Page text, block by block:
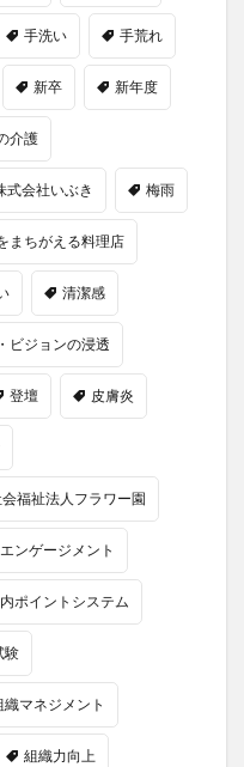
手洗い 手荒れ
新卒 新年度
介護
式会社いぶき 梅雨
まちがえる料理店
清潔感
ビジョンの浸透
登壇 皮膚炎
福祉法人フラワー園
ンゲージメント
ポイントシステム
験
織マネジメント
組織力向上